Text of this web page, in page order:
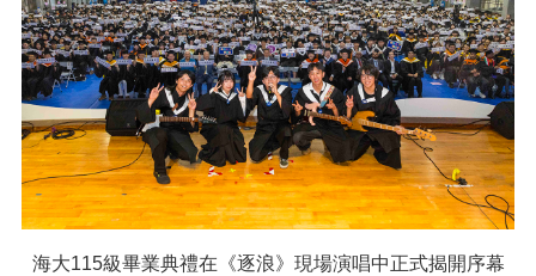
海大115級畢業典禮在《逐浪》現場演唱中正式揭開序幕